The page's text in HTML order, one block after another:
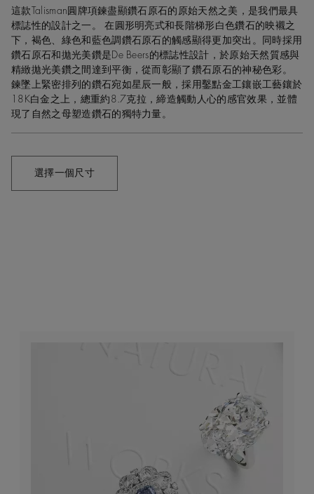
這款Talisman圓牌項鍊盡顯鑽石原石的原始天然之美，是我們最具
標誌性的設計之一。 在圓形明亮式和長階梯形白色鑽石的映襯之
下，褐色、綠色和藍色調鑽石原石的觸感顯得更加突出。同時採用
鑽石原石和拋光美鑽是De Beers的標誌性設計，於原始天然質感與
精緻拋光美鑽之間達到平衡，從而彰顯了鑽石原石的神秘色彩。
鍊墜上緊密排列的鑽石宛如星辰一般，採用鑿點金工鑲嵌工藝鑲於
18K白金之上，總重約8.7克拉，締造觸動人心的感官效果，並體
現了自然之母塑造鑽石的獨特力量。
選擇一個尺寸